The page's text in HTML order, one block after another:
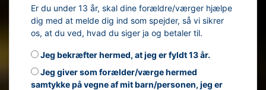
Er du under 13 år, skal dine forældre/værger hjælpe
dig med at melde dig ind som spejder, så vi sikrer
os, at du ved, hvad du siger ja og betaler til.
Jeg bekræfter hermed, at jeg er fyldt 13 år.
Jeg giver som forælder/værge hermed
samtykke på vegne af mit barn/personen, jeg er